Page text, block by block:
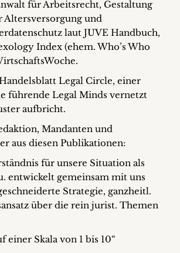
für Arbeitsrecht, Gestaltung
Altersversorgung und
laut JUVE Handbuch,
Index (ehem. Who’s Who
Legal Circle, einer
führende Legal Minds vernetzt
aufbricht.
Mandanten und
aus diesen Publikationen:
für unsere Situation als
entwickelt gemeinsam mit uns
Strategie, ganzheitl.
über die rein jurist. Themen
einer Skala von 1 bis 10“